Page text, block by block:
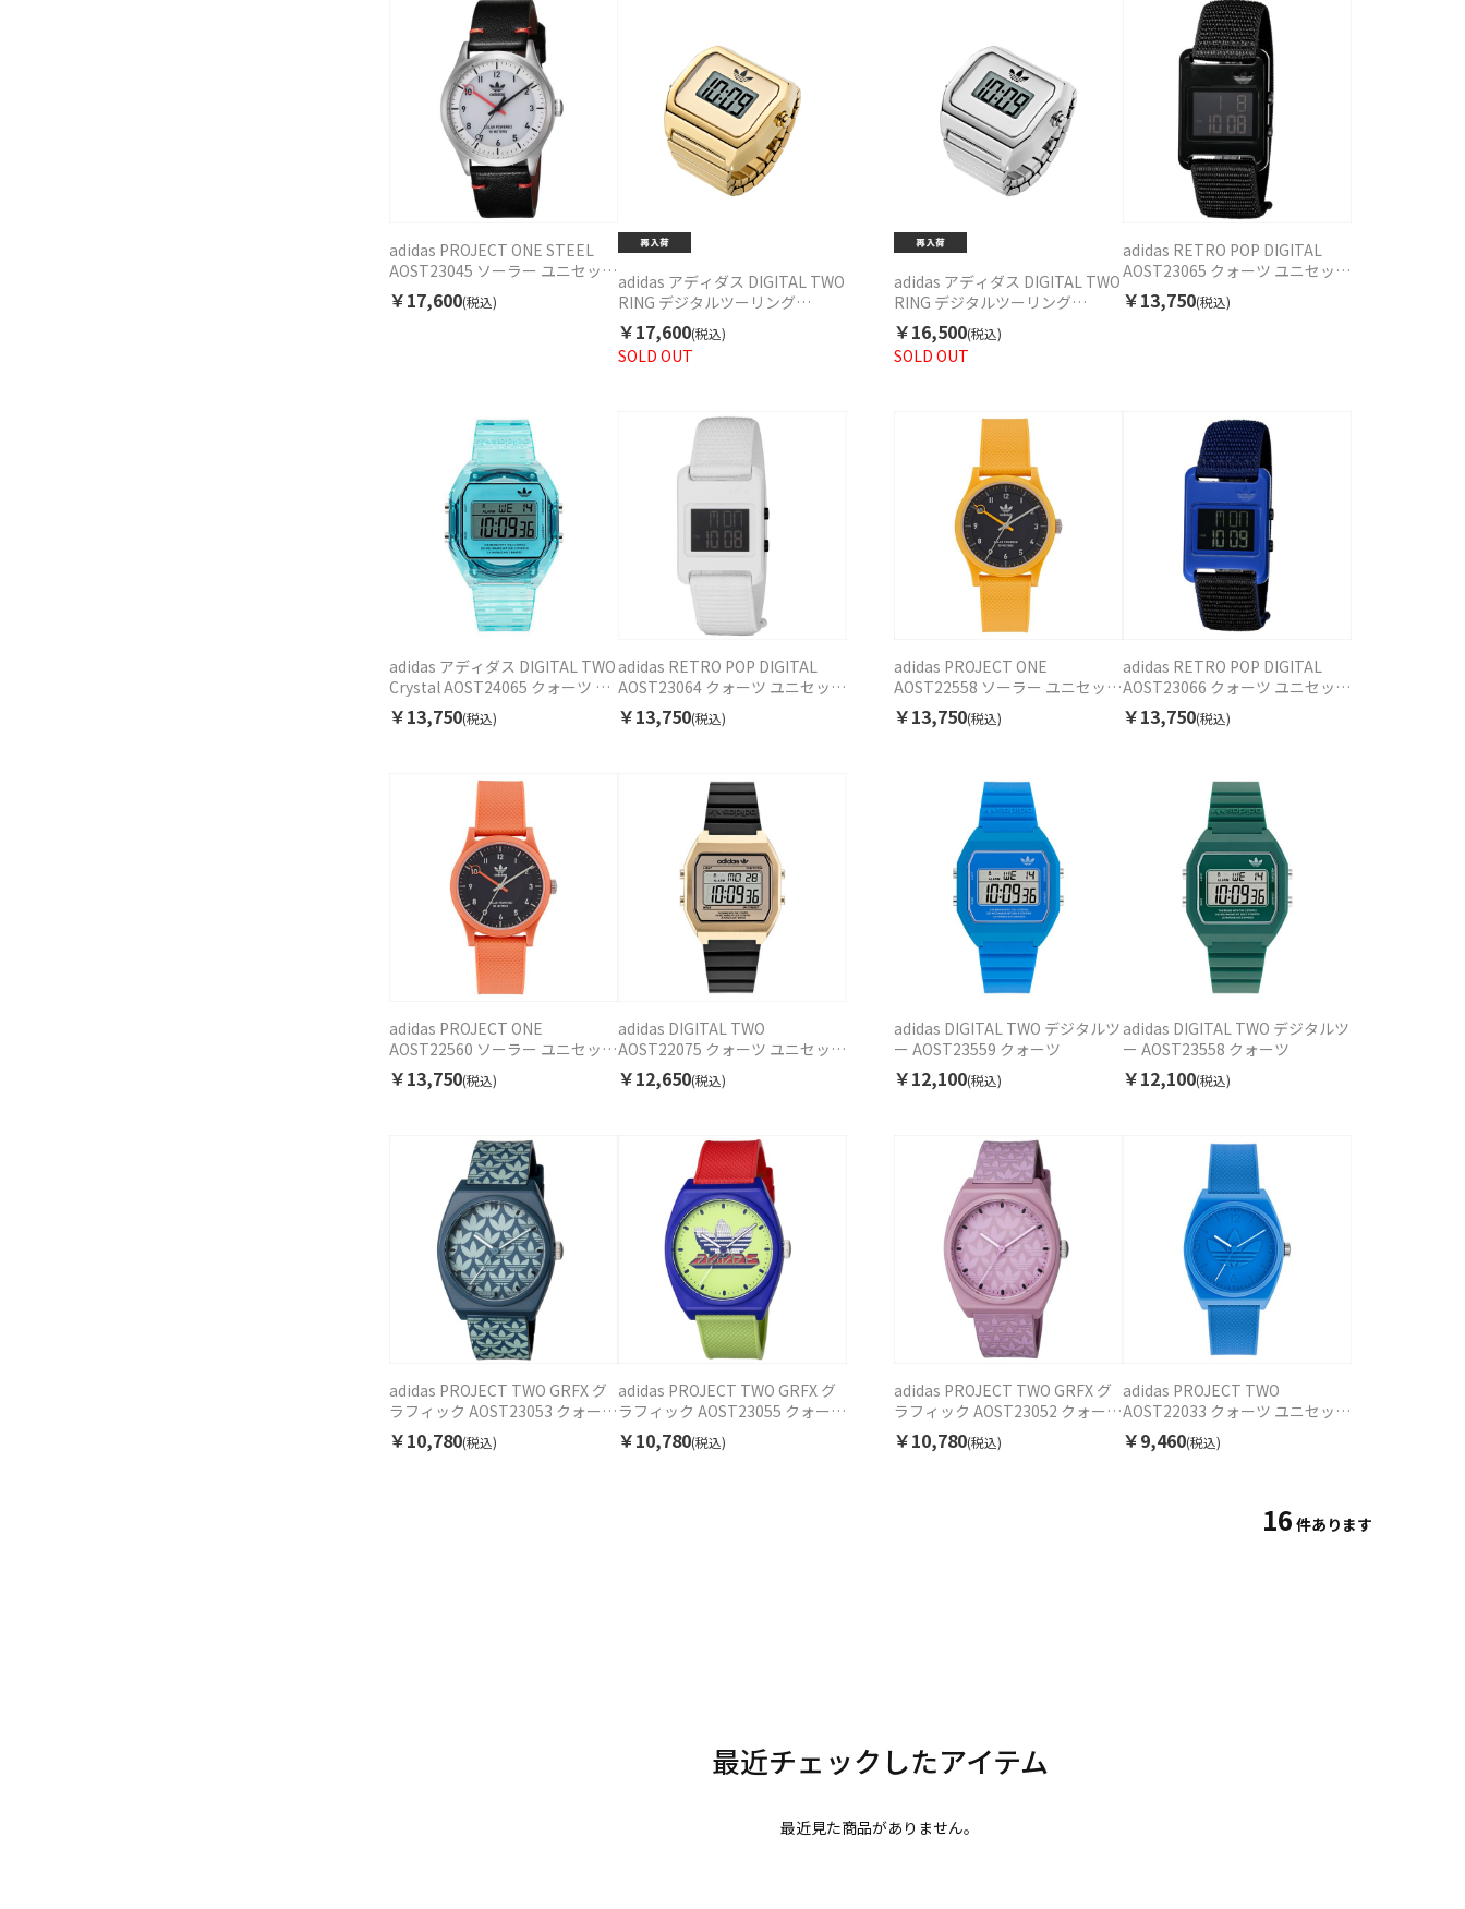
adidas PROJECT ONE STEEL
AOST23045 ソーラー ユニセック
ス
￥17,600(税込)
adidas アディダス DIGITAL TWO
RING デジタルツーリング
AOST26036 クォーツ ユニセック
ス
SOLD OUT
￥17,600(税込)
adidas アディダス DIGITAL TWO
RING デジタルツーリング
AOST26037 クォーツ ユニセック
ス
SOLD OUT
￥16,500(税込)
adidas RETRO POP DIGITAL
AOST23065 クォーツ ユニセック
ス
￥13,750(税込)
adidas アディダス DIGITAL TWO
Crystal AOST24065 クォーツ ユ
ニセックス
￥13,750(税込)
adidas RETRO POP DIGITAL
AOST23064 クォーツ ユニセック
ス
￥13,750(税込)
adidas PROJECT ONE
AOST22558 ソーラー ユニセック
ス
￥13,750(税込)
adidas RETRO POP DIGITAL
AOST23066 クォーツ ユニセック
ス
￥13,750(税込)
adidas PROJECT ONE
AOST22560 ソーラー ユニセック
ス
￥13,750(税込)
adidas DIGITAL TWO
AOST22075 クォーツ ユニセック
ス
￥12,650(税込)
adidas DIGITAL TWO デジタルツ
ー AOST23559 クォーツ
￥12,100(税込)
adidas DIGITAL TWO デジタルツ
ー AOST23558 クォーツ
￥12,100(税込)
adidas PROJECT TWO GRFX グ
ラフィック AOST23053 クォーツ
ユニセックス
￥10,780(税込)
adidas PROJECT TWO GRFX グ
ラフィック AOST23055 クォーツ
ユニセックス
￥10,780(税込)
adidas PROJECT TWO GRFX グ
ラフィック AOST23052 クォーツ
ユニセックス
￥10,780(税込)
adidas PROJECT TWO
AOST22033 クォーツ ユニセック
ス
￥9,460(税込)
16 件あります
最近見た商品がありません。